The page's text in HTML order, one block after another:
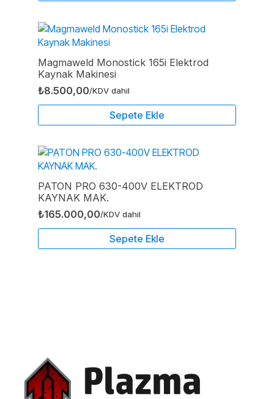
Magmaweld Monostick 165i Elektrod
Kaynak Makinesi
₺8.500,00/KDV dahil
Sepete Ekle
PATON PRO 630-400V ELEKTROD
KAYNAK MAK.
₺165.000,00/KDV dahil
Sepete Ekle